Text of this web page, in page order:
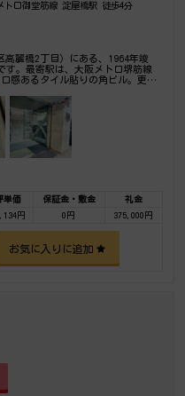
トロ御堂筋線 淀屋橋駅 徒歩4分
高麗橋2丁目）にある、1964年竣
す。最寄駅は、大阪メトロ堺筋線
感あるタイル貼りの角ビル。更に
何でもご相談下さい。
単価 保証金・敷金
礼金
円 0円 375,000円
お気に入りに追加